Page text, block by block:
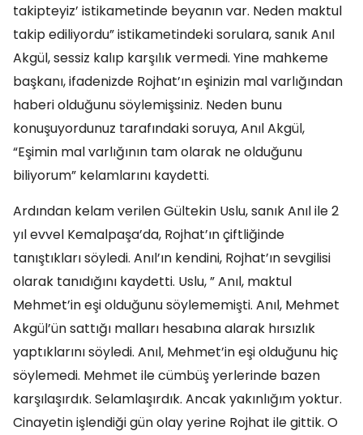
takipteyiz’ istikametinde beyanın var. Neden maktul
takip ediliyordu” istikametindeki sorulara, sanık Anıl
Akgül, sessiz kalıp karşılık vermedi. Yine mahkeme
başkanı, ifadenizde Rojhat’ın eşinizin mal varlığından
haberi olduğunu söylemişsiniz. Neden bunu
konuşuyordunuz tarafındaki soruya, Anıl Akgül,
“Eşimin mal varlığının tam olarak ne olduğunu
biliyorum” kelamlarını kaydetti.
Ardından kelam verilen Gültekin Uslu, sanık Anıl ile 2
yıl evvel Kemalpaşa’da, Rojhat’ın çiftliğinde
tanıştıkları söyledi. Anıl’ın kendini, Rojhat’ın sevgilisi
olarak tanıdığını kaydetti. Uslu, ” Anıl, maktul
Mehmet’in eşi olduğunu söylememişti. Anıl, Mehmet
Akgül’ün sattığı malları hesabına alarak hırsızlık
yaptıklarını söyledi. Anıl, Mehmet’in eşi olduğunu hiç
söylemedi. Mehmet ile cümbüş yerlerinde bazen
karşılaşırdık. Selamlaşırdık. Ancak yakınlığım yoktur.
Cinayetin işlendiği gün olay yerine Rojhat ile gittik. O